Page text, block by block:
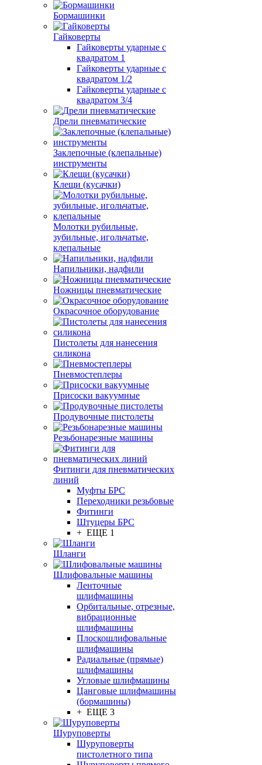
Бормашинки
Гайковерты
Гайковерты ударные с
квадратом 1
Гайковерты ударные с
квадратом 1/2
Гайковерты ударные с
квадратом 3/4
Дрели пневматические
Заклепочные (клепальные)
инструменты
Клещи (кусачки)
Молотки рубильные,
зубильные, игольчатые,
клепальные
Напильники, надфили
Ножницы пневматические
Окрасочное оборудование
Пистолеты для нанесения
силикона
Пневмостеплеры
Присоски вакуумные
Продувочные пистолеты
Резьбонарезные машины
Фитинги для пневматических
линий
Муфты БРС
Переходники резьбовые
Фитинги
Штуцеры БРС
+ ЕЩЕ 1
Шланги
Шлифовальные машины
Ленточные
шлифмашины
Орбитальные, отрезные,
вибрационные
шлифмашины
Плоскошлифовальные
шлифмашины
Радиальные (прямые)
шлифмашины
Угловые шлифмашины
Цанговые шлифмашины
(бормашины)
+ ЕЩЕ 3
Шуруповерты
Шуруповерты
пистолетного типа